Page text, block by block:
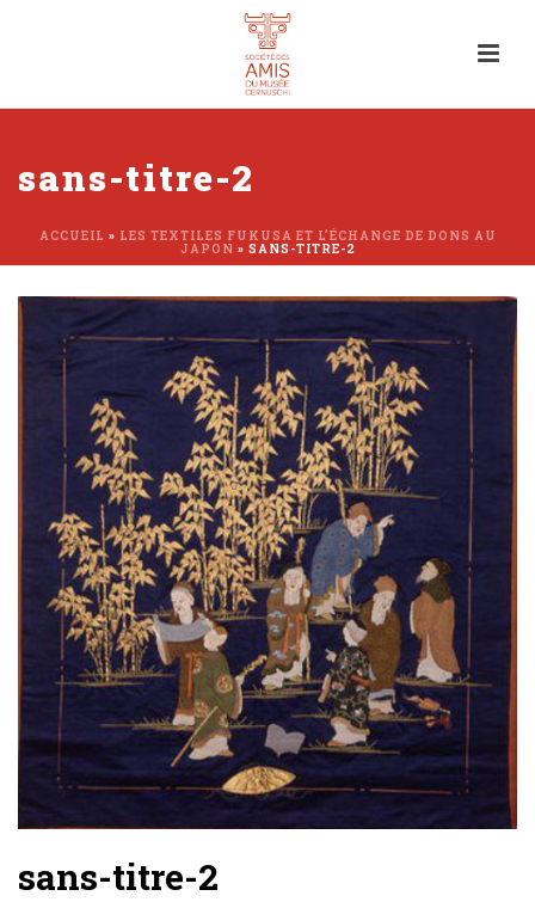
sans-titre-2
ACCUEIL » LES TEXTILES FUKUSA ET L’ÉCHANGE DE DONS AU
JAPON » SANS-TITRE-2
sans-titre-2